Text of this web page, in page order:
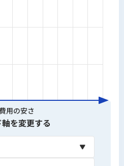
費用の安さ
を変更する